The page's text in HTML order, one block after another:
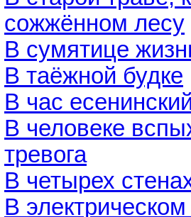
сожжённом лесу
В сумятице
В таёжной будке
В час
В человеке
тревога
В четырех
В